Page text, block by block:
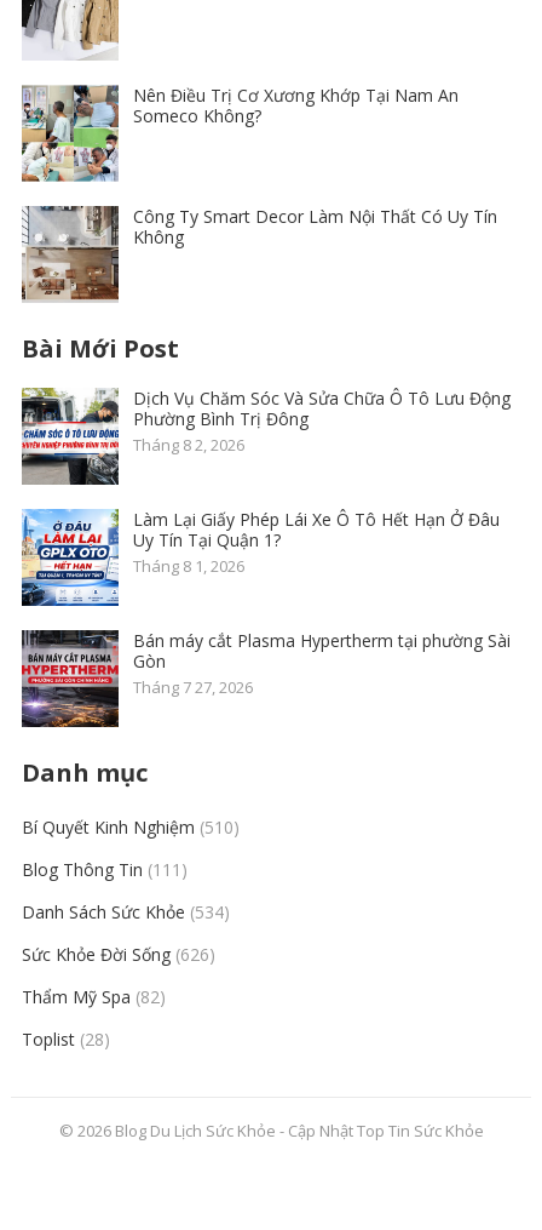
Nên Điều Trị Cơ Xương Khớp Tại Nam An
Someco Không?
Công Ty Smart Decor Làm Nội Thất Có Uy Tín
Không
Bài Mới Post
Dịch Vụ Chăm Sóc Và Sửa Chữa Ô Tô Lưu Động
Phường Bình Trị Đông
Tháng 8 2, 2026
Làm Lại Giấy Phép Lái Xe Ô Tô Hết Hạn Ở Đâu
Uy Tín Tại Quận 1?
Tháng 8 1, 2026
Bán máy cắt Plasma Hypertherm tại phường Sài
Gòn
Tháng 7 27, 2026
Danh mục
Bí Quyết Kinh Nghiệm (510)
Blog Thông Tin (111)
Danh Sách Sức Khỏe (534)
Sức Khỏe Đời Sống(626)
Thẩm Mỹ Spa (82)
Toplist(28)
© 2026 Blog Du Lịch Sức Khỏe - Cập Nhật Top Tin Sức Khỏe